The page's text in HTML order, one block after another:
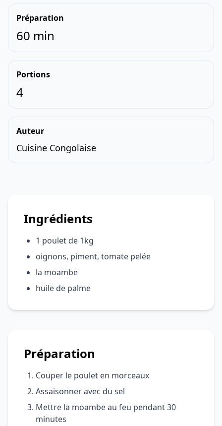
Préparation
60 min
Portions
4
Auteur
Cuisine Congolaise
Ingrédients
1 poulet de 1kg
oignons, piment, tomate pelée
la moambe
huile de palme
Préparation
Couper le poulet en morceaux
Assaisonner avec du sel
Mettre la moambe au feu pendant 30
minutes